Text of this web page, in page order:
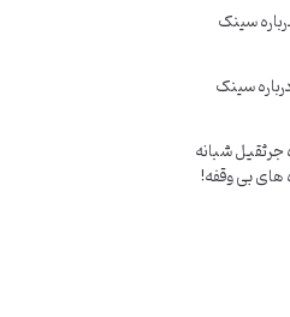
سینک
سینک
جرثقیل شبانه
های بی وقفه!